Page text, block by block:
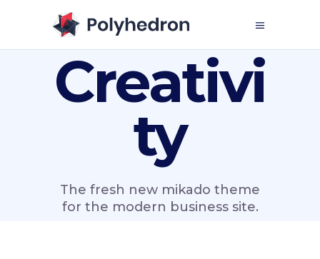
Creativi
ty
The fresh new mikado theme
for the modern business site.